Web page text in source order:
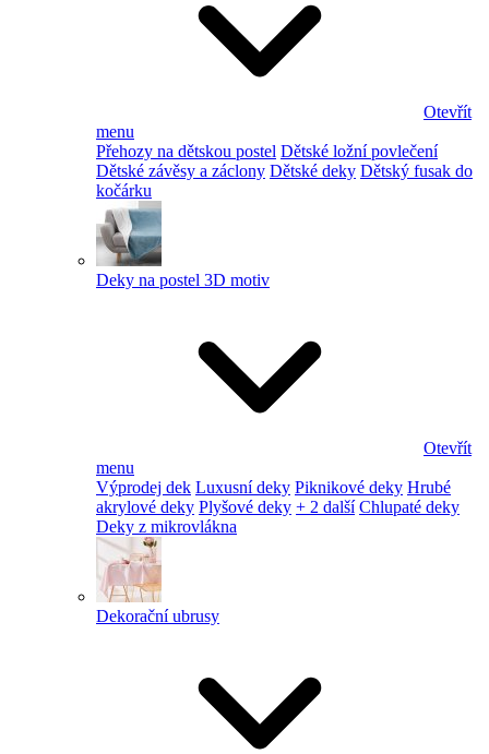
Otevřít
menu
Přehozy na dětskou postel Dětské ložní povlečení
Dětské závěsy a záclony Dětské deky Dětský fusak do
kočárku
Deky na postel 3D motiv
Otevřít
menu
Výprodej dek Luxusní deky Piknikové deky Hrubé
akrylové deky Plyšové deky + 2 další Chlupaté deky
Deky z mikrovlákna
Dekorační ubrusy